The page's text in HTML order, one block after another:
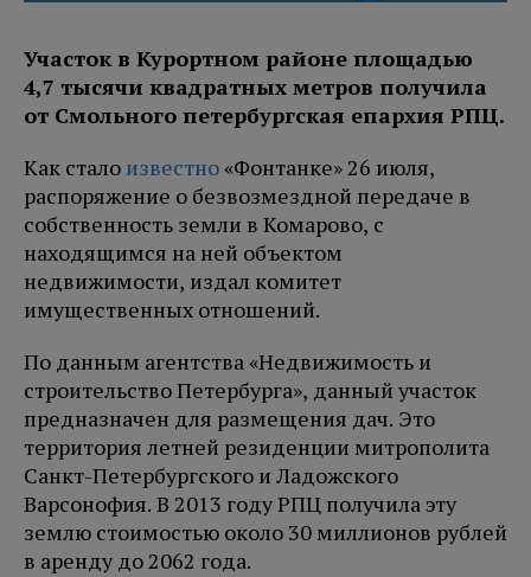
Участок в Курортном районе площадью
4,7 тысячи квадратных метров получила
от Смольного петербургская епархия РПЦ.
Как стало известно«Фонтанке» 26 июля,
распоряжение о безвозмездной передаче в
собственность земли в Комарово, с
находящимся на ней объектом
недвижимости, издал комитет
имущественных отношений.
По данным агентства «Недвижимость и
строительство Петербурга», данный участок
предназначен для размещения дач. Это
территория летней резиденции митрополита
Санкт-Петербургского и Ладожского
Варсонофия. В 2013 году РПЦ получила эту
землю стоимостью около 30 миллионов рублей
в аренду до 2062 года.